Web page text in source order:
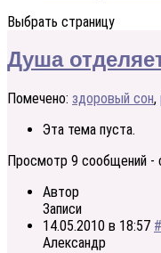
Выбрать страницу
Душа
Помечено: здоровый сон,
Эта тема пуста.
Просмотр 9 сообщений -
Автор
Записи
14.05.2010 в 18:57
Александр